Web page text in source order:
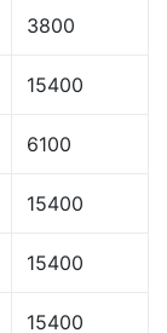
3800
15400
6100
15400
15400
15400